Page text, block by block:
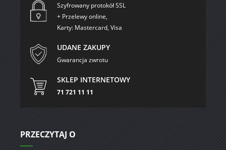
Szyfrowany protokół SSL
+ Przelewy online,
Karty: Mastercard, Visa
UDANE ZAKUPY
Gwarancja zwrotu
SKLEP INTERNETOWY
71 721 11 11
PRZECZYTAJ O